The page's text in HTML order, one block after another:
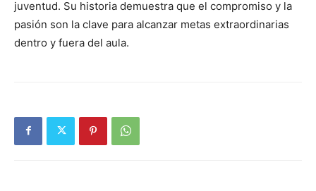
juventud. Su historia demuestra que el compromiso y la
pasión son la clave para alcanzar metas extraordinarias
dentro y fuera del aula.